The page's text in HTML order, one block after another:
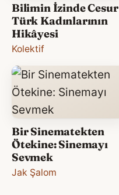
Bilimin İzinde Cesur
Türk Kadınlarının
Hikâyesi
Kolektif
Bir Sinematekten
Ötekine: Sinemayı
Sevmek
Jak Şalom